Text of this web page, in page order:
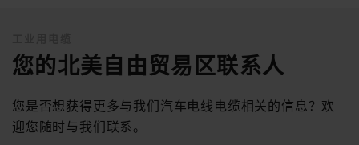
您的北美自由贸易区联系人
您是否想获得更多与我们汽车电线电缆相关的信息？欢
迎您随时与我们联系。